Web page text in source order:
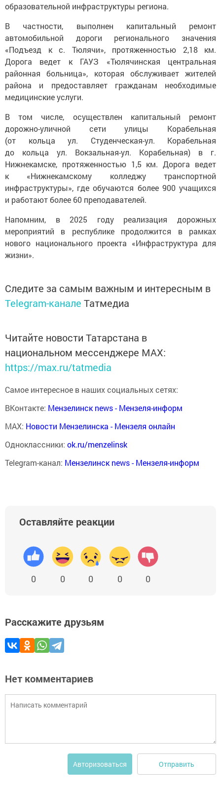
образовательной инфраструктуры региона.
В частности, выполнен капитальный ремонт
автомобильной дороги регионального значения
«Подъезд к с. Тюлячи», протяженностью 2,18 км.
Дорога ведет к ГАУЗ «Тюлячинская центральная
районная больница», которая обслуживает жителей
района и предоставляет гражданам необходимые
медицинские услуги.
В том числе, осуществлен капитальный ремонт
дорожно-уличной сети улицы Корабельная
(от кольца ул. Студенческая-ул. Корабельная
до кольца ул. Вокзальная-ул. Корабельная) в г.
Нижнекамске, протяженностью 1,5 км. Дорога ведет
к «Нижнекамскому колледжу транспортной
инфраструктуры», где обучаются более 900 учащихся
и работают более 60 преподавателей.
Напомним, в 2025 году реализация дорожных
мероприятий в республике продолжится в рамках
нового национального проекта «Инфраструктура для
жизни».
Следите за самым важным и интересным в
Telegram-канале Татмедиа
Читайте новости Татарстана в
национальном мессенджере MАХ:
https://max.ru/tatmedia
Самое интересное в наших социальных сетях:
ВКонтакте: Мензелинск news - Мензеля-информ
MAX: Новости Мензелинска - Мензеля онлайн
Одноклассники: ok.ru/menzelinsk
Telegram-канал: Мензелинск news - Мензеля-информ
Оставляйте реакции
0 0 0 0 0
Расскажите друзьям
Нет комментариев
Авторизоваться Отправить